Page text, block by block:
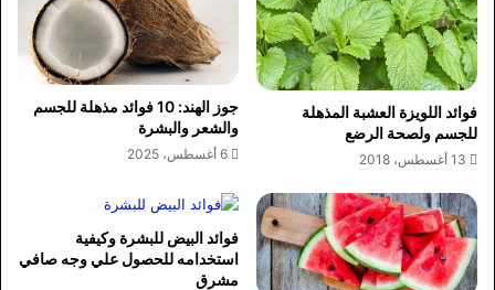
فوائد اللويزة العشبة المذهلة
للجسم ولصحة الرضع
13 أغسطس، 2018
جوز الهند: 10 فوائد مذهلة للجسم
والشعر والبشرة
6 أغسطس، 2025
فوائد البيض للبشرة وكيفية
استخدامه للحصول علي وجه صافي
مشرق